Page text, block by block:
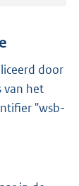
door
van het
"wsb-